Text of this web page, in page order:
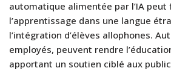
automatique alimentée par l’IA
l’apprentissage dans une langue
l’intégration d’élèves allophones.
employés, peuvent rendre
apportant un soutien ciblé aux